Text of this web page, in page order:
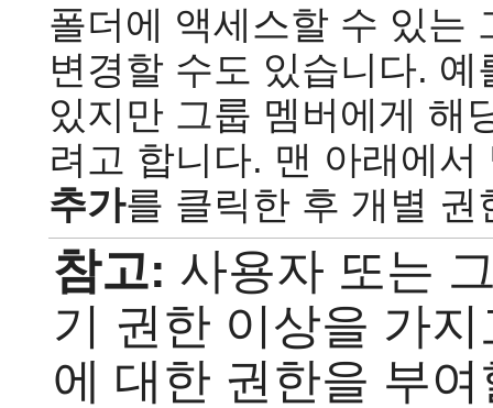
폴더에 액세스할 수 있는
변경할 수도 있습니다.
있지만 그룹 멤버에게 해
려고 합니다. 맨 아래에
추가를 클릭한 후 개별
참고: 사용자 또는
기 권한 이상을 가
에 대한 권한을 부